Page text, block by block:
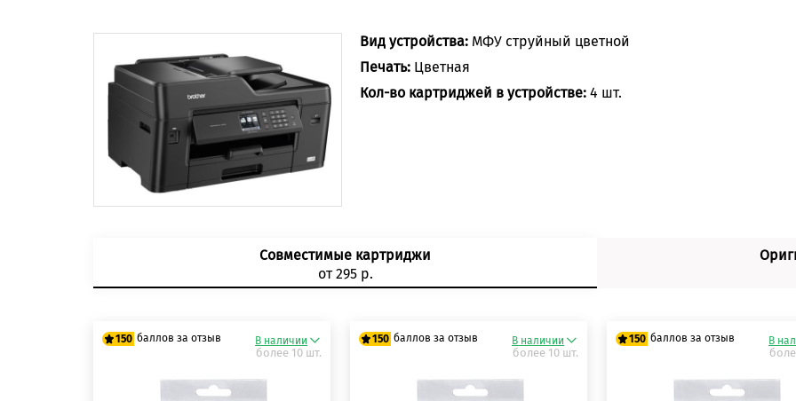
Вид устройства: МФУ струйный цветной
Печать: Цветная
Кол-во картриджей в устройстве: 4 шт.
Совместимые картриджи
от 295 р.
150 баллов за отзыв В наличии
более 10 шт.
150 баллов за отзыв В наличии
более 10 шт.
150 баллов за отзыв В